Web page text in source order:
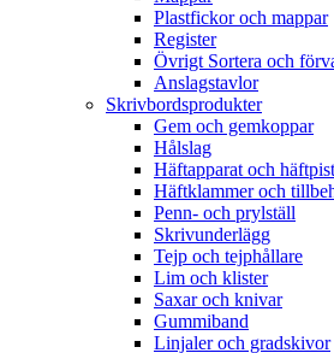
Plastfickor och mappar
Register
Övrigt Sortera och
Anslagstavlor
Skrivbordsprodukter
Gem och gemkoppar
Hålslag
Häftapparat och
Häftklammer och
Penn- och prylställ
Skrivunderlägg
Tejp och tejphållare
Lim och klister
Saxar och knivar
Gummiband
Linjaler och gradskivor